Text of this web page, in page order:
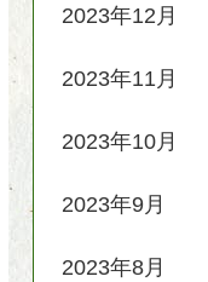
2023年12月
2023年11月
2023年10月
2023年9月
2023年8月